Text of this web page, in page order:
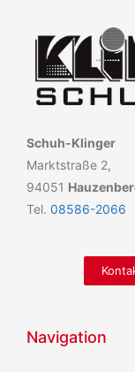
Schuh-Klinger
Marktstraße 2,
94051
Tel. 08586-2066
Navigation